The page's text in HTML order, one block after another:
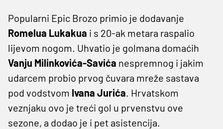
Popularni Epic Brozo primio je dodavanje
Romelua Lukakua i s 20-ak metara raspalio
lijevom nogom. Uhvatio je golmana domaćih
Vanju Milinkovića-Savića nespremnog i jakim
udarcem probio prvog čuvara mreže sastava
pod vodstvom Ivana Jurića. Hrvatskom
veznjaku ovo je treći gol u prvenstvu ove
sezone, a dodao je i pet asistencija.